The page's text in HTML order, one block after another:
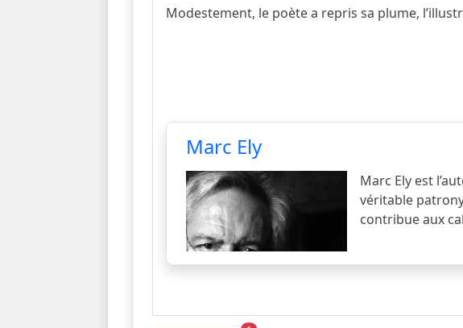
Modestement, le poète a repris sa plume,
Marc Ely
Marc Ely est
véritable
contribue aux